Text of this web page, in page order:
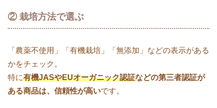
② 栽培方法で選ぶ
「農薬不使用」「有機栽培」「無添加」などの表示がある
かをチェック。
特に有機JASやEUオーガニック認証などの第三者認証が
ある商品は、信頼性が高いです。